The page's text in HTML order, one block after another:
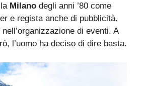
Milano degli anni ’80 come
e regista anche di pubblicità.
di eventi. A
l’uomo ha deciso di dire basta.